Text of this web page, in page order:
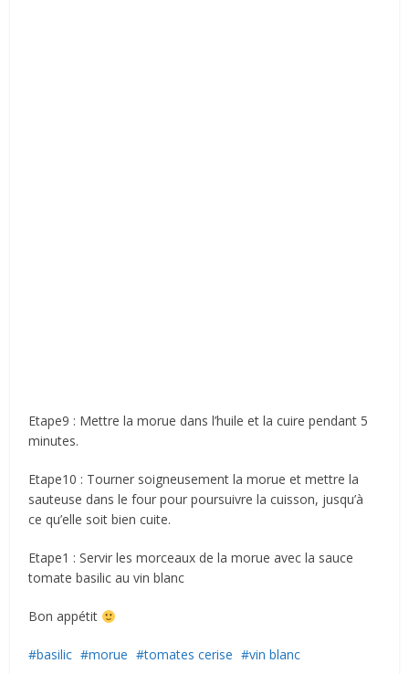
Etape9 : Mettre la morue dans l’huile et la cuire pendant 5
minutes.
Etape10 : Tourner soigneusement la morue et mettre la
sauteuse dans le four pour poursuivre la cuisson, jusqu’à
ce qu’elle soit bien cuite.
Etape1 : Servir les morceaux de la morue avec la sauce
tomate basilic au vin blanc
Bon appétit
basilic morue tomates cerise vin blanc